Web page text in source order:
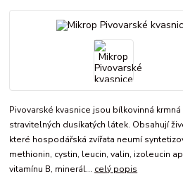
Pivovarské kvasnice jsou bílkovinná
stravitelných dusíkatých látek. Obsahují
které hospodářská zvířata neumí
methionin, cystin, leucin, valin, izoleucin
vitamínu B, minerál... celý popis